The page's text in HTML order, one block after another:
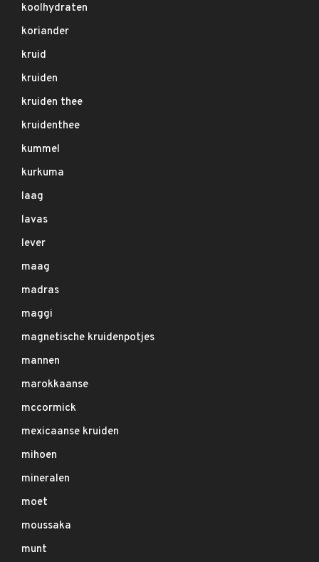
koolhydraten
koriander
kruid
kruiden
kruiden thee
kruidenthee
kummel
kurkuma
laag
lavas
lever
maag
madras
maggi
magnetische kruidenpotjes
mannen
marokkaanse
mccormick
mexicaanse kruiden
mihoen
mineralen
moet
moussaka
munt